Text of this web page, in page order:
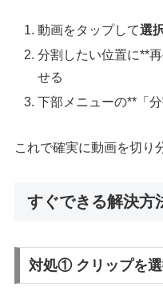
動画をタップして選
分割したい位置に**
せる
下部メニューの**「
これで確実に動画を切り
すぐできる解決方
対処① クリップを